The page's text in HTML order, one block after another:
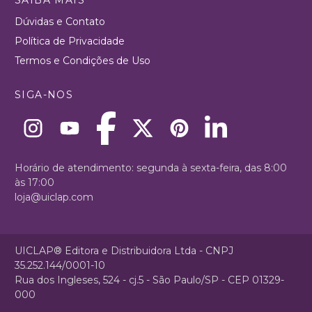
Dúvidas e Contato
Política de Privacidade
Termos e Condições de Uso
SIGA-NOS
Horário de atendimento: segunda à sexta-feira, das 8:00
às 17:00
loja@uiclap.com
UICLAP® Editora e Distribuidora Ltda - CNPJ
35.252.144/0001-10
Rua dos Ingleses, 524 - cj.5 - São Paulo/SP - CEP 01329-
000